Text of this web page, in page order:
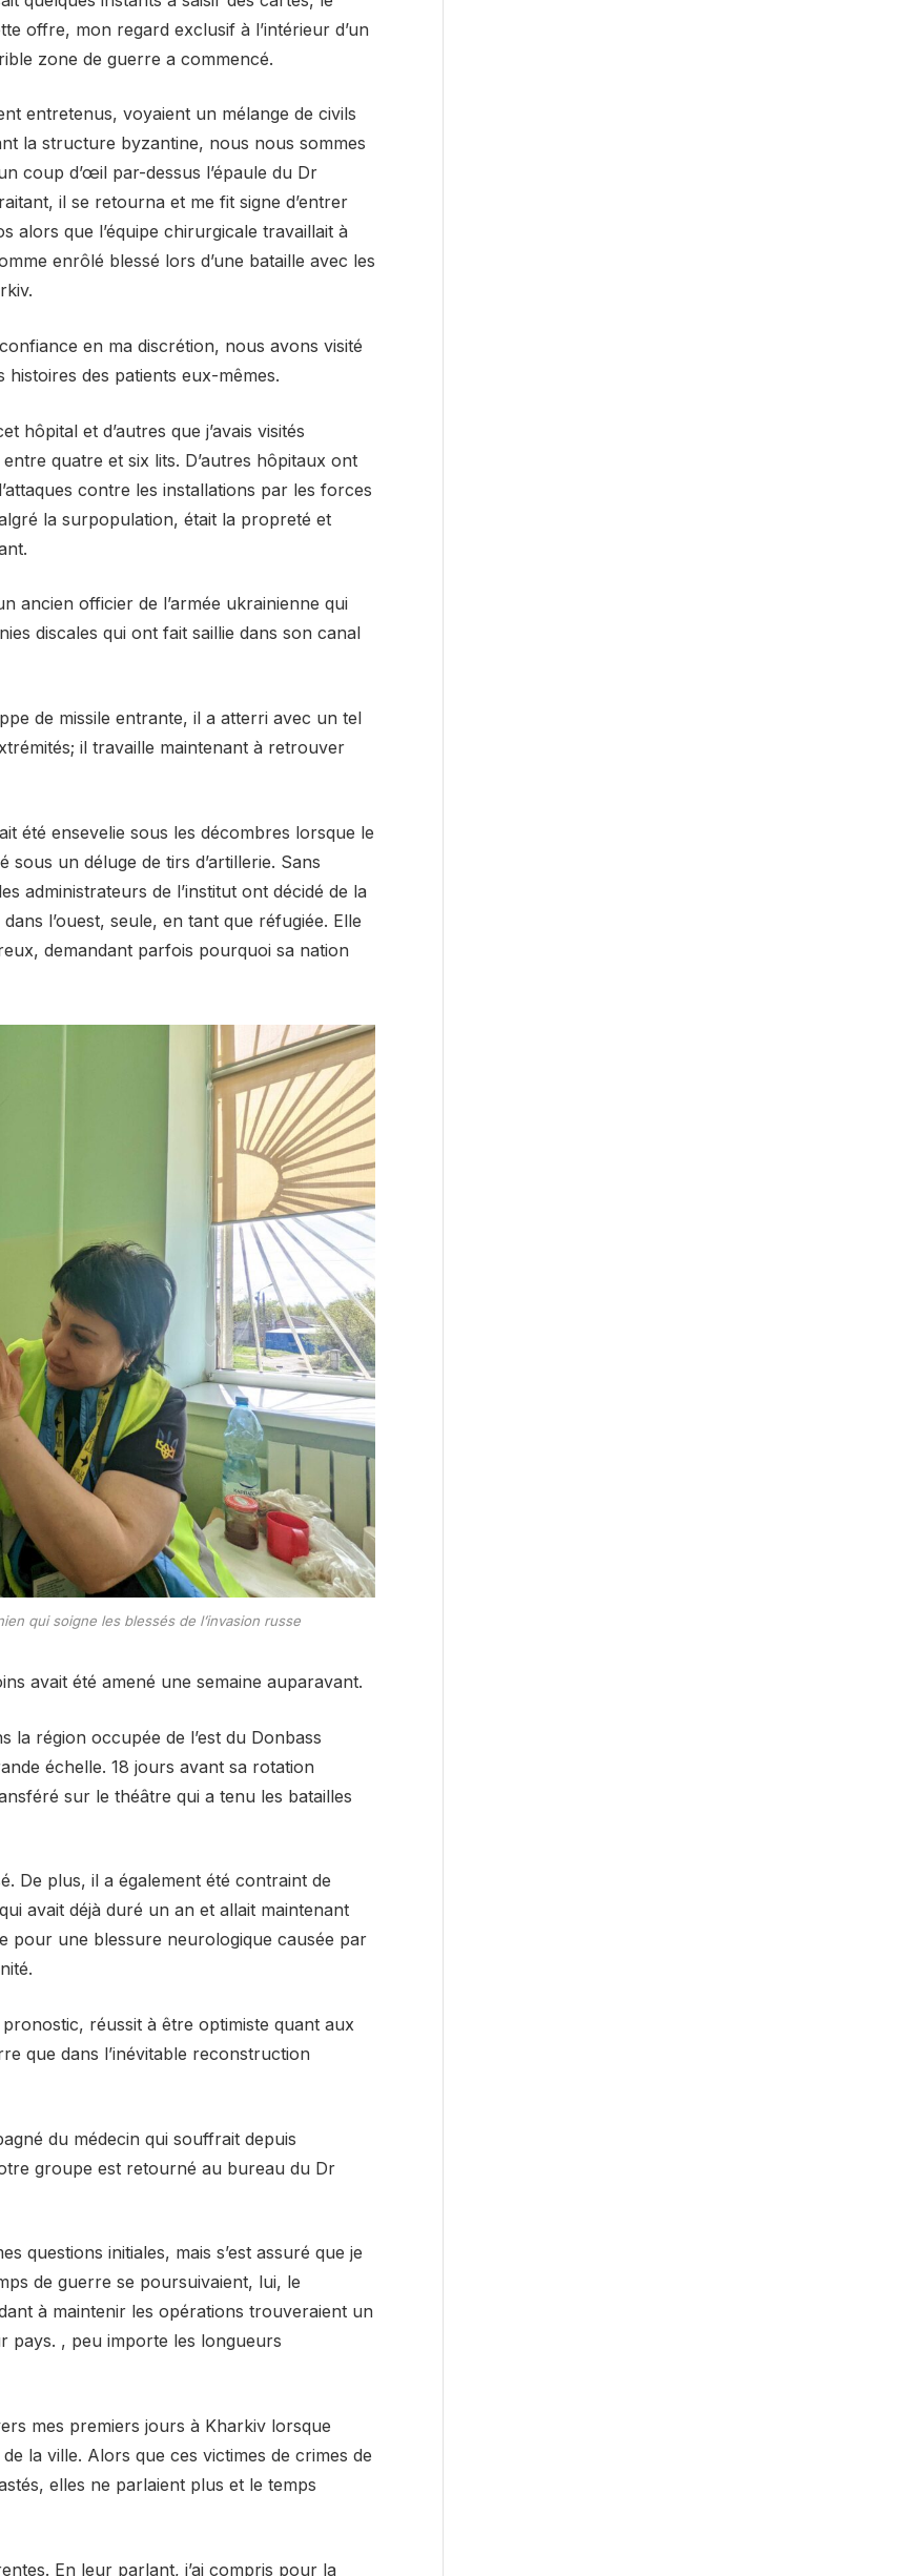
offre, mon regard exclusif à l’intérieur d’un
zone de guerre a commencé.
entretenus, voyaient un mélange de civils
la structure byzantine, nous nous sommes
coup d’œil par-dessus l’épaule du Dr
il se retourna et me fit signe d’entrer
alors que l’équipe chirurgicale travaillait à
enrôlé blessé lors d’une bataille avec les
en ma discrétion, nous avons visité
des patients eux-mêmes.
hôpital et d’autres que j’avais visités
quatre et six lits. D’autres hôpitaux ont
contre les installations par les forces
la surpopulation, était la propreté et
ancien officier de l’armée ukrainienne qui
discales qui ont fait saillie dans son canal
de missile entrante, il a atterri avec un tel
il travaille maintenant à retrouver
été ensevelie sous les décombres lorsque le
un déluge de tirs d’artillerie. Sans
administrateurs de l’institut ont décidé de la
l’ouest, seule, en tant que réfugiée. Elle
demandant parfois pourquoi sa nation
qui soigne les blessés de l’invasion russe
avait été amené une semaine auparavant.
la région occupée de l’est du Donbass
échelle. 18 jours avant sa rotation
sur le théâtre qui a tenu les batailles
De plus, il a également été contraint de
avait déjà duré un an et allait maintenant
pour une blessure neurologique causée par
réussit à être optimiste quant aux
que dans l’inévitable reconstruction
du médecin qui souffrait depuis
groupe est retourné au bureau du Dr
questions initiales, mais s’est assuré que je
de guerre se poursuivaient, lui, le
à maintenir les opérations trouveraient un
pays. , peu importe les longueurs
mes premiers jours à Kharkiv lorsque
la ville. Alors que ces victimes de crimes de
elles ne parlaient plus et le temps
En leur parlant, j’ai compris pour la